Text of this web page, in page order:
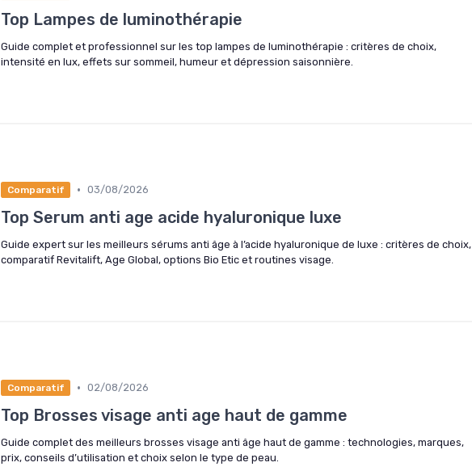
Top Lampes de luminothérapie
Guide complet et professionnel sur les top lampes de luminothérapie : critères de choix,
intensité en lux, effets sur sommeil, humeur et dépression saisonnière.
Comparatif • 03/08/2026
Top Serum anti age acide hyaluronique luxe
Guide expert sur les meilleurs sérums anti âge à l’acide hyaluronique de luxe : critères de choix,
comparatif Revitalift, Age Global, options Bio Etic et routines visage.
Comparatif • 02/08/2026
Top Brosses visage anti age haut de gamme
Guide complet des meilleurs brosses visage anti âge haut de gamme : technologies, marques,
prix, conseils d’utilisation et choix selon le type de peau.